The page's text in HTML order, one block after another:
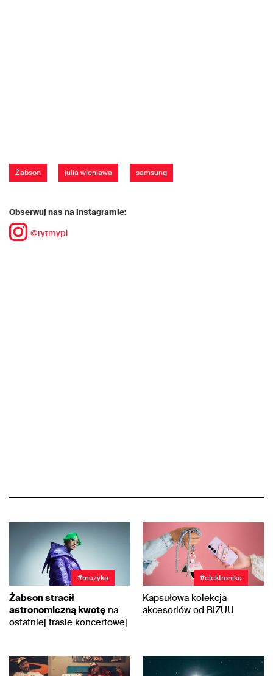
Żabson julia wieniawa samsung
Obserwuj nas na instagramie:
@rytmypl
#muzyka
Żabson stracił
astronomiczną kwotę na
ostatniej trasie koncertowej
#elektronika
Kapsułowa kolekcja
akcesoriów od BIZUU